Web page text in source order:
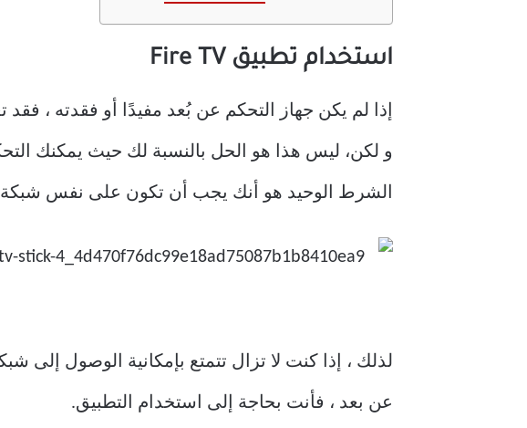
استخدام تطبيق Fire TV
الشرط الوحيد هو أنك يجب أن تكون على نفس شبكة Wi-Fi.
عن بعد ، فأنت بحاجة إلى استخدام التطبيق.